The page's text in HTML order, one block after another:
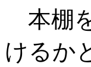
本棚
けるか